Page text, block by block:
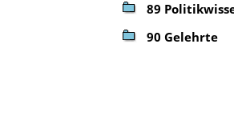
89
90 Gelehrte